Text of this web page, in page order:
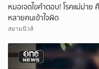
หมอเจดไขคำตอบ! โรคแม่ม่าย
หลายคนเข้าใจผิด
สยามนิวส์